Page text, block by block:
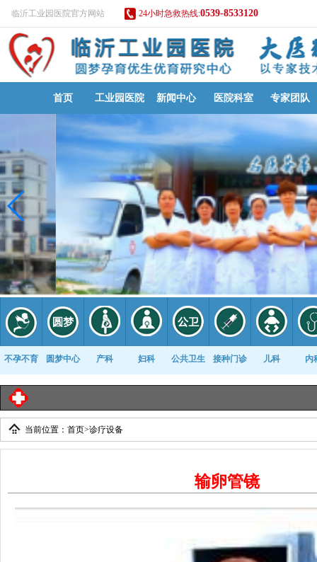
临沂工业园医院官方网站 24小时急救热线:0539-8533120
首页 工业园医院 新闻中心 医院科室 专家团队
不孕不育 圆梦中心 产科 妇科 公共卫生 接种门诊 儿科 内
康复科
当前位置： 首页>诊疗设备
输卵管镜